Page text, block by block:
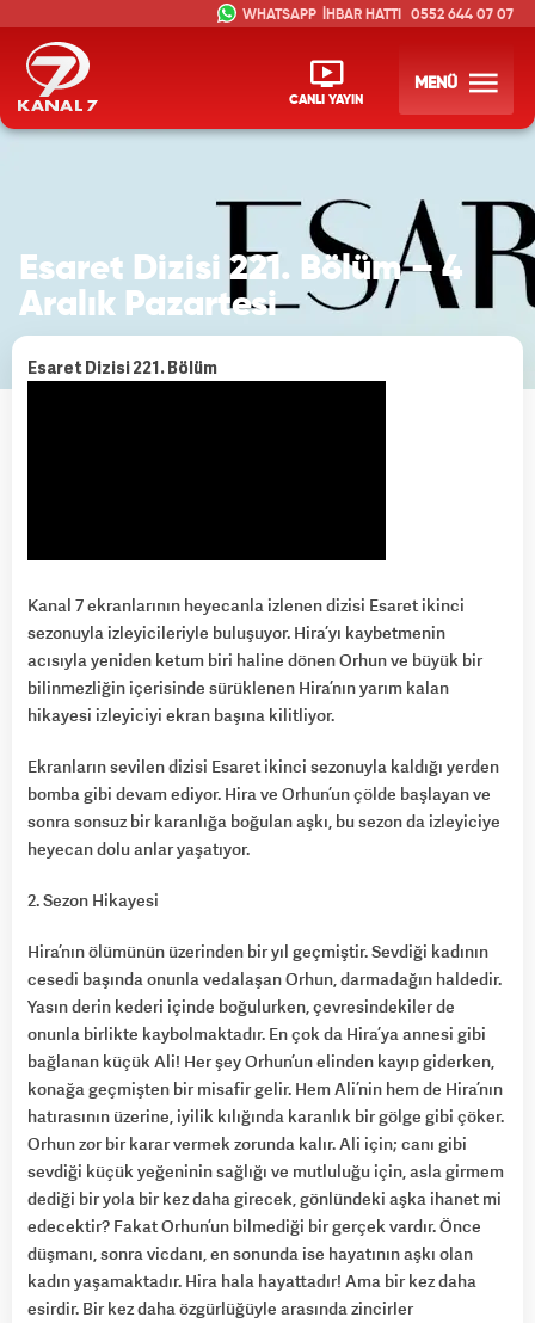
CANLI YAYIN
MENÜ
İHBAR HATTI 0552 644 07 07
Esaret Dizisi 221. Bölüm – 4
Aralık Pazartesi
Esaret Dizisi 221. Bölüm
Kanal 7 ekranlarının heyecanla izlenen dizisi Esaret ikinci
sezonuyla izleyicileriyle buluşuyor. Hira’yı kaybetmenin
acısıyla yeniden ketum biri haline dönen Orhun ve büyük bir
bilinmezliğin içerisinde sürüklenen Hira’nın yarım kalan
hikayesi izleyiciyi ekran başına kilitliyor.
Ekranların sevilen dizisi Esaret ikinci sezonuyla kaldığı yerden
bomba gibi devam ediyor. Hira ve Orhun’un çölde başlayan ve
sonra sonsuz bir karanlığa boğulan aşkı, bu sezon da izleyiciye
heyecan dolu anlar yaşatıyor.
2. Sezon Hikayesi
Hira’nın ölümünün üzerinden bir yıl geçmiştir. Sevdiği kadının
cesedi başında onunla vedalaşan Orhun, darmadağın haldedir.
Yasın derin kederi içinde boğulurken, çevresindekiler de
onunla birlikte kaybolmaktadır. En çok da Hira’ya annesi gibi
bağlanan küçük Ali! Her şey Orhun’un elinden kayıp giderken,
konağa geçmişten bir misafir gelir. Hem Ali’nin hem de Hira’nın
hatırasının üzerine, iyilik kılığında karanlık bir gölge gibi çöker.
Orhun zor bir karar vermek zorunda kalır. Ali için; canı gibi
sevdiği küçük yeğeninin sağlığı ve mutluluğu için, asla girmem
dediği bir yola bir kez daha girecek, gönlündeki aşka ihanet mi
edecektir? Fakat Orhun’un bilmediği bir gerçek vardır. Önce
düşmanı, sonra vicdanı, en sonunda ise hayatının aşkı olan
kadın yaşamaktadır. Hira hala hayattadır! Ama bir kez daha
esirdir. Bir kez daha özgürlüğüyle arasında zincirler